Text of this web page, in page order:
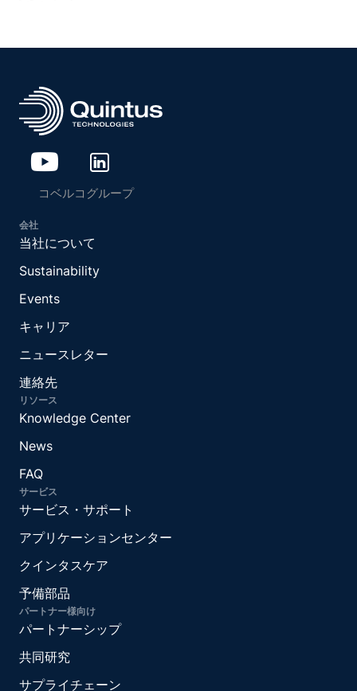
コベルコグループ
会社
当社について
Sustainability
Events
キャリア
ニュースレター
連絡先
リソース
Knowledge Center
News
FAQ
サービス
サービス・サポート
アプリケーションセンター
クインタスケア
予備部品
パートナー様向け
パートナーシップ
共同研究
サプライチェーン